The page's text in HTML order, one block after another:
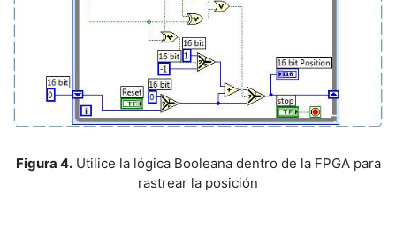
Figura 4.Utilice la lógica Booleana dentro de la FPGA para
rastrear la posición